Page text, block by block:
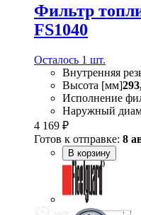
Фильтр
FS1040
Осталось 1 шт.
Внутренняя
Высота [мм]
Исполнение
Наружный
4 169 ₽
Готов к отправке: 8
В корзину